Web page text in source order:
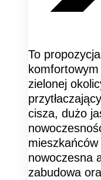
To
zielonej
cisza, dużo
mieszkańców
nowoczesna
zabudowa